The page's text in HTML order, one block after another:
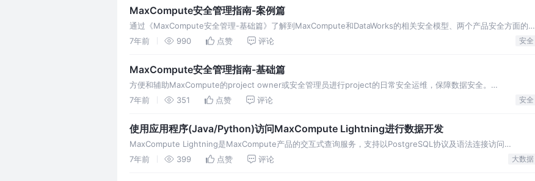
MaxCompute安全管理指南-案例篇
通过《MaxCompute安全管理-基础篇》了解到MaxCompute和DataWorks的相关安全模型、两个产品安全方面的关
联，以及各种安全操作后，本篇主要给出一些安全管理案例，给安全管理的成员作为参考。 前面了解了
7年前 990 点赞 评论 安全
MaxCompute安全管理指南-基础篇
方便和辅助MaxCompute的project owner或安全管理员进行project的日常安全运维，保障数据安全。
MaxCompute有安全模型，DataWorks也有安全模型，当通过DataWorks使用MaxCompute，而DataWorks的安全
7年前 351 点赞 评论 安全
使用应用程序(Java/Python)访问MaxCompute Lightning进行数据开发
MaxCompute Lightning是MaxCompute产品的交互式查询服务，支持以PostgreSQL协议及语法连接访问
Maxcompute项目，让您使用熟悉的工具以标准 SQL查询分析MaxCompute项目中的数据，快速获取查询结果。 很
7年前 399 点赞 评论 大数据